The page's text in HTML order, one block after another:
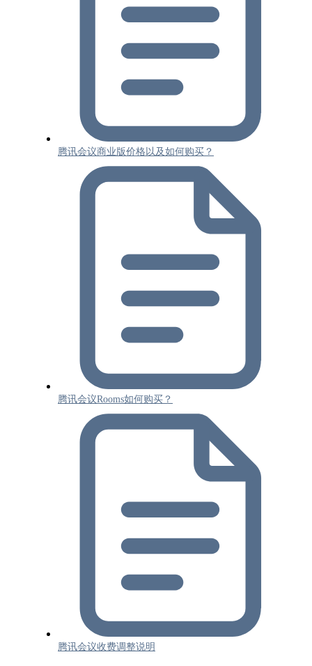
腾讯会议商业版价格以及如何购买？
腾讯会议Rooms如何购买？
腾讯会议收费调整说明